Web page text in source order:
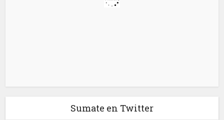
Sumate en Twitter